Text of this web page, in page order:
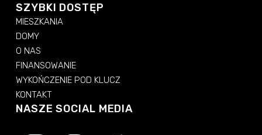
SZYBKI DOSTĘP
MIESZKANIA
DOMY
O NAS
FINANSOWANIE
WYKOŃCZENIE POD KLUCZ
KONTAKT
NASZE SOCIAL MEDIA